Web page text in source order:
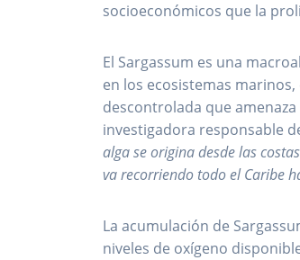
socioeconómicos que la
El Sargassum es una
en los ecosistemas
descontrolada que
investigadora responsable
alga se origina desde las
va recorriendo todo el Caribe
La acumulación de
niveles de oxígeno